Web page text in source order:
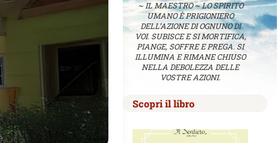
~ IL MAESTRO ~ LO SPIRITO
UMANO È PRIGIONIERO
DELL’AZIONE DI OGNUNO DI
VOI. SUBISCE E SI MORTIFICA,
PIANGE, SOFFRE E PREGA. SI
ILLUMINA E RIMANE CHIUSO
NELLA DEBOLEZZA DELLE
VOSTRE AZIONI.
Scopri il libro